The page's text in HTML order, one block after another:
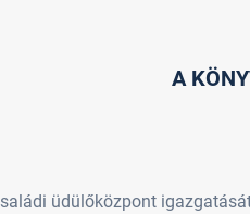
A
üdülőközpont